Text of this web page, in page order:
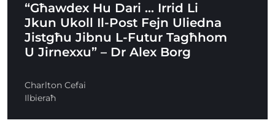
“Għawdex Hu Dari … Irrid Li
Jkun Ukoll Il-Post Fejn Uliedna
Jistgħu Jibnu L-Futur Tagħhom
U Jirnexxu” – Dr Alex Borg
Charlton Cefai
Ilbieraħ